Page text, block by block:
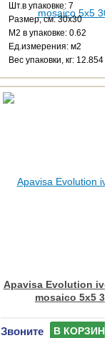
Шт.в упаковке: 7
Размер, см: 30x30
М2 в упаковке: 0.62
Ед.измерения: м2
Веc упаковки, кг: 12.854
Apavisa Evolution
mosaico 5x5
Звоните В КОРЗИНУ